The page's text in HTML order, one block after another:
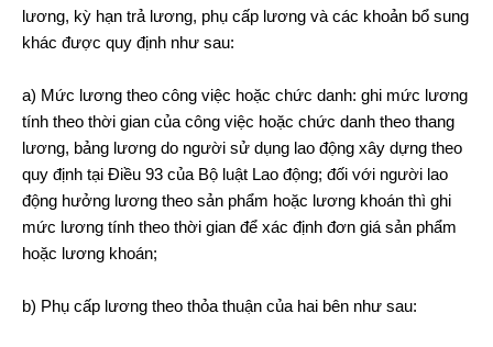
lương, kỳ hạn trả lương, phụ cấp lương và các khoản bổ sung
khác được quy định như sau:
a) Mức lương theo công việc hoặc chức danh: ghi mức lương
tính theo thời gian của công việc hoặc chức danh theo thang
lương, bảng lương do người sử dụng lao động xây dựng theo
quy định tại Điều 93 của Bộ luật Lao động; đối với người lao
động hưởng lương theo sản phẩm hoặc lương khoán thì ghi
mức lương tính theo thời gian để xác định đơn giá sản phẩm
hoặc lương khoán;
b) Phụ cấp lương theo thỏa thuận của hai bên như sau: